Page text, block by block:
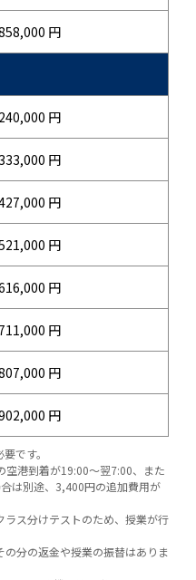
円
240,000 円
円
円
円
円
711,000 円
円
円
です。
空港到着が19:00～翌7:00、また
は別途、3,400円の追加費用が
ス分けテストのため、授業が行
分の返金や授業の振替はありま